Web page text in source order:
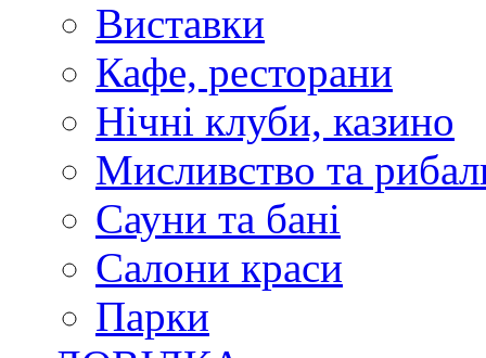
Виставки
Кафе, ресторани
Нічні клуби, казино
Мисливство та
Сауни та бані
Салони краси
Парки